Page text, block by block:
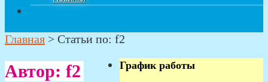
Главная > Статьи по: f2
Автор: f2 График работы